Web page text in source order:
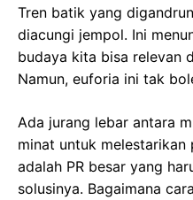
Tren batik yang
diacungi jempol. Ini
budaya kita bisa relevan
Namun, euforia ini tak
Ada jurang lebar antara
minat untuk melestarikan
adalah PR besar yang
solusinya. Bagaimana